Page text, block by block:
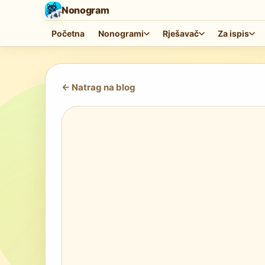
Nonogram
Početna Nonogrami Rješavač Za ispis
<- Natrag na blog